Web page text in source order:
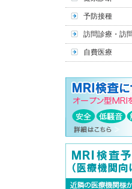
予防接種
訪問診療・訪
自費医療